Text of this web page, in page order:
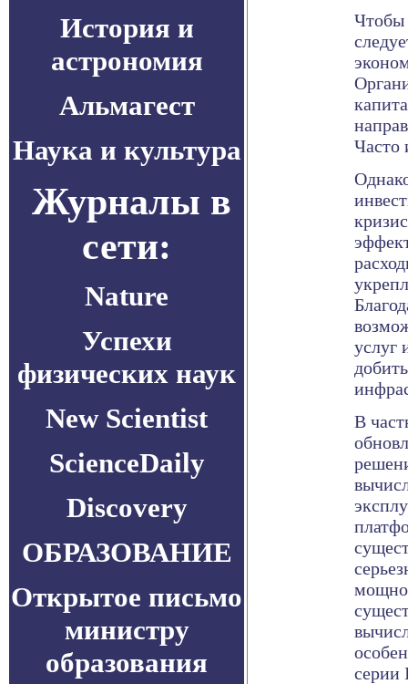
История и
астрономия
Альмагест
Наука и культура
Журналы в
сети:
Nature
Успехи
физических наук
New Scientist
ScienceDaily
Discovery
ОБРАЗОВАНИЕ
Открытое письмо
министру
образования
Чтобы
Часто
услуг
В
серии